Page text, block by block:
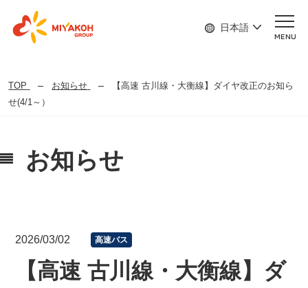
日本語
MENU
TOP お知らせ
【高速 古川線・大衡線】ダイヤ改正のお知ら
せ(4/1～）
お知らせ
2026/03/02 高速バス
【高速 古川線・大衡線】ダ